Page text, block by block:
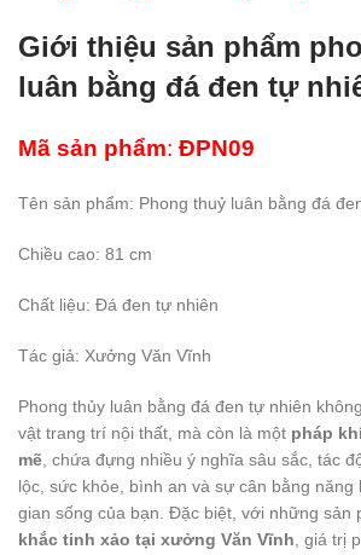
Giới thiệu sản phẩm
luân bằng đá đen tự
Mã sản phẩm: ĐPN09
Tên sản phẩm: Phong thuỷ luân bằng đá
Chiều cao: 81 cm
Chất liệu: Đá đen tự nhiên
Tác giả: Xưởng Văn Vĩnh
Phong thủy luân bằng đá đen tự nhiên
vật trang trí nội thất, mà còn là một pháp
mẽ, chứa đựng nhiều ý nghĩa sâu sắc, tác
lộc, sức khỏe, bình an và sự cân bằng năng
gian sống của bạn. Đặc biệt, với những sản
khắc tinh xảo tại xưởng Văn Vĩnh, giá trị